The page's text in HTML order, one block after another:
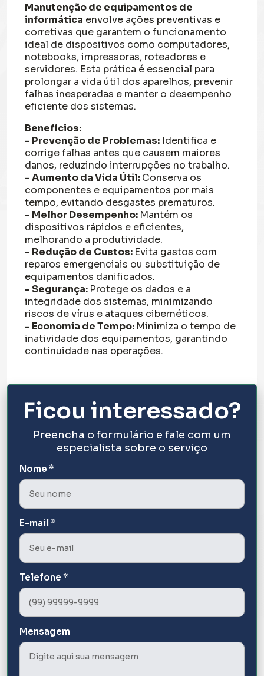
Manutenção de equipamentos de
informática envolve ações preventivas e
corretivas que garantem o funcionamento
ideal de dispositivos como computadores,
notebooks, impressoras, roteadores e
servidores. Esta prática é essencial para
prolongar a vida útil dos aparelhos, prevenir
falhas inesperadas e manter o desempenho
eficiente dos sistemas.
Benefícios:
- Prevenção de Problemas: Identifica e
corrige falhas antes que causem maiores
danos, reduzindo interrupções no trabalho.
- Aumento da Vida Útil:Conserva os
componentes e equipamentos por mais
tempo, evitando desgastes prematuros.
- Melhor Desempenho: Mantém os
dispositivos rápidos e eficientes,
melhorando a produtividade.
- Redução de Custos: Evita gastos com
reparos emergenciais ou substituição de
equipamentos danificados.
- Segurança: Protege os dados e a
integridade dos sistemas, minimizando
riscos de vírus e ataques cibernéticos.
- Economia de Tempo: Minimiza o tempo de
inatividade dos equipamentos, garantindo
continuidade nas operações.
Ficou interessado?
Preencha o formulário e fale com um
especialista sobre o serviço
Nome *
E-mail *
Telefone *
Mensagem